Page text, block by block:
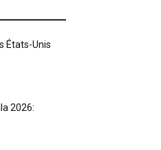
États-Unis
2026: